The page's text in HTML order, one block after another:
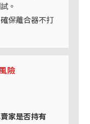
。
保離合器不打
險
家是否持有